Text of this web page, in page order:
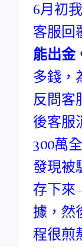
6月初
客服回
能出金
多錢，
反問客
後客服
300萬
發現被
存下
據，然
程很煎